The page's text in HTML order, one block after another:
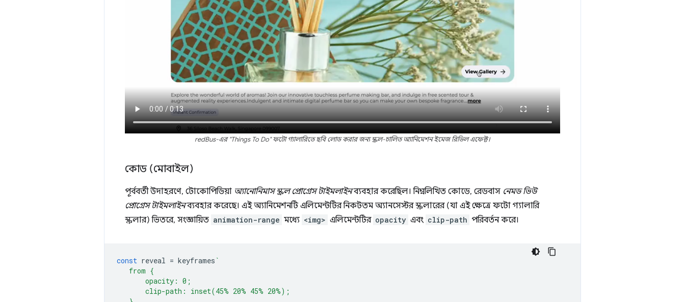
redBus-এর "Things To Do" ফটো গ্যালারিতে ছবি লোড করার জন্য স্ক্রল-চালিত অ্যানিমেশন ইমেজ রিভিল এফেক্ট।
কোড (মোবাইল)
পূর্ববর্তী উদাহরণে, টোকোপিডিয়া অ্যানোনিমাস স্ক্রল প্রোগ্রেস টাইমলাইনব্যবহার করেছিল। নিম্নলিখিত কোডে, রেডবাস নেমড ভিউ
প্রোগ্রেস টাইমলাইনব্যবহার করেছে। এই অ্যানিমেশনটি এলিমেন্টটির নিকটতম অ্যানসেস্টর স্ক্রলারের (যা এই ক্ষেত্রে ফটো গ্যালারি
স্ক্রলার) ভিতরে, সংজ্ঞায়িত animation-range মধ্যে <img> এলিমেন্টটির opacity এবং clip-path পরিবর্তন করে।
const reveal = keyframes `
   from {
       opacity: 0;
       clip-path: inset(45% 20% 45% 20%);